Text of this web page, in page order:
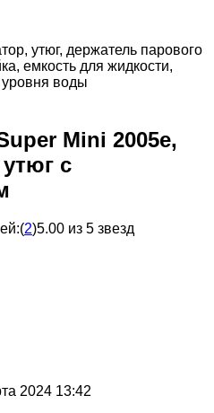
утюг, держатель парового
емкость для жидкости,
уровня воды
Mini 2005e,
с
(2)5.00 из 5 звезд
2024 13:42